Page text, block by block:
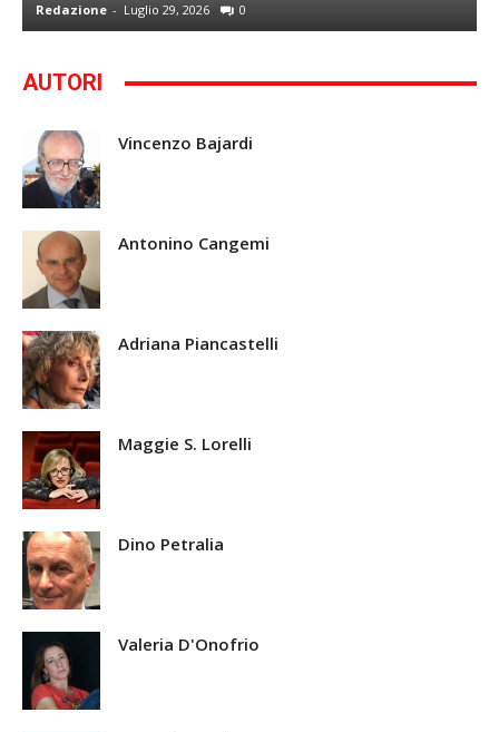
Redazione - Luglio 29, 2026 0
AUTORI
Vincenzo Bajardi
Antonino Cangemi
Adriana Piancastelli
Maggie S. Lorelli
Dino Petralia
Valeria D'Onofrio